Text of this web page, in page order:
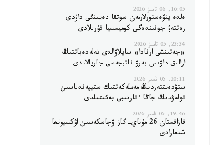
16:05, 06 تامىز 2026
ەلدە ينۆەستورلارمەن سوتقا دەيىنگى داۋدى
رەتتەۋ جونىندەگى كوميسسيا قۇرىلادى
23:34, 05 تامىز 2026
«جەتىنشى ارنادا» سايلاۋالدى تەلەدەباتتىڭ
ارالىق داۋىس بەرۋ ناتيجەسى جاريالاندى
20:11, 05 تامىز 2026
ستۋدەنتتەردىڭ مەملەكەتتىك ستيپەندياسىن
تولەۋدىڭ جاڭا ءتارتىبى بەكىتىلدى
19:46, 05 تامىز 2026
قازاقستان 26 مۇناي-گاز ۋچاسكەسىن اۋكسيونعا
شىعارادى